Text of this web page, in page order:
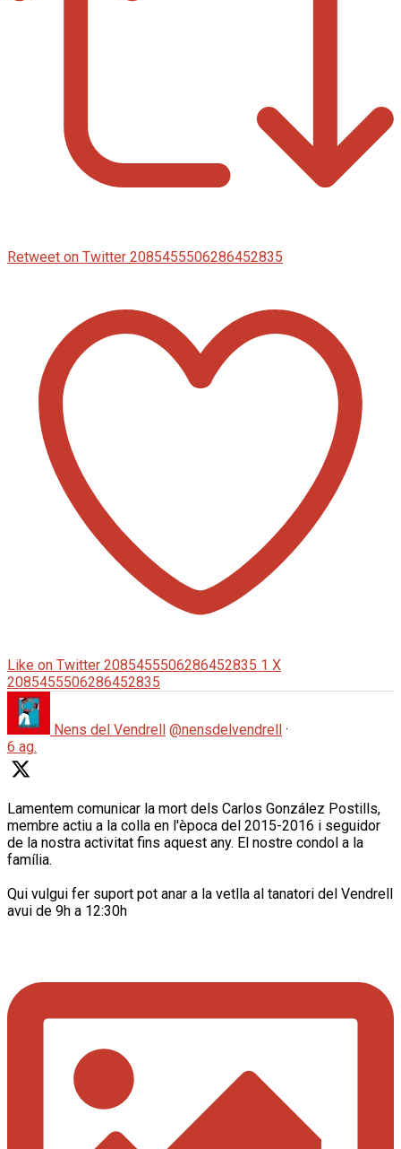
Retweet on Twitter 2085455506286452835
Like on Twitter 2085455506286452835 1 X
2085455506286452835
Nens del Vendrell @nensdelvendrell ·
6 ag.
Lamentem comunicar la mort dels Carlos González Postills,
membre actiu a la colla en l'època del 2015-2016 i seguidor
de la nostra activitat fins aquest any. El nostre condol a la
família.
Qui vulgui fer suport pot anar a la vetlla al tanatori del Vendrell
avui de 9h a 12:30h